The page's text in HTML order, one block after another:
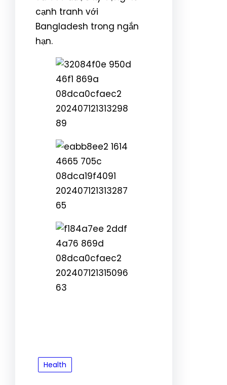
cạnh tranh với
Bangladesh trong ngắn
hạn.
Health